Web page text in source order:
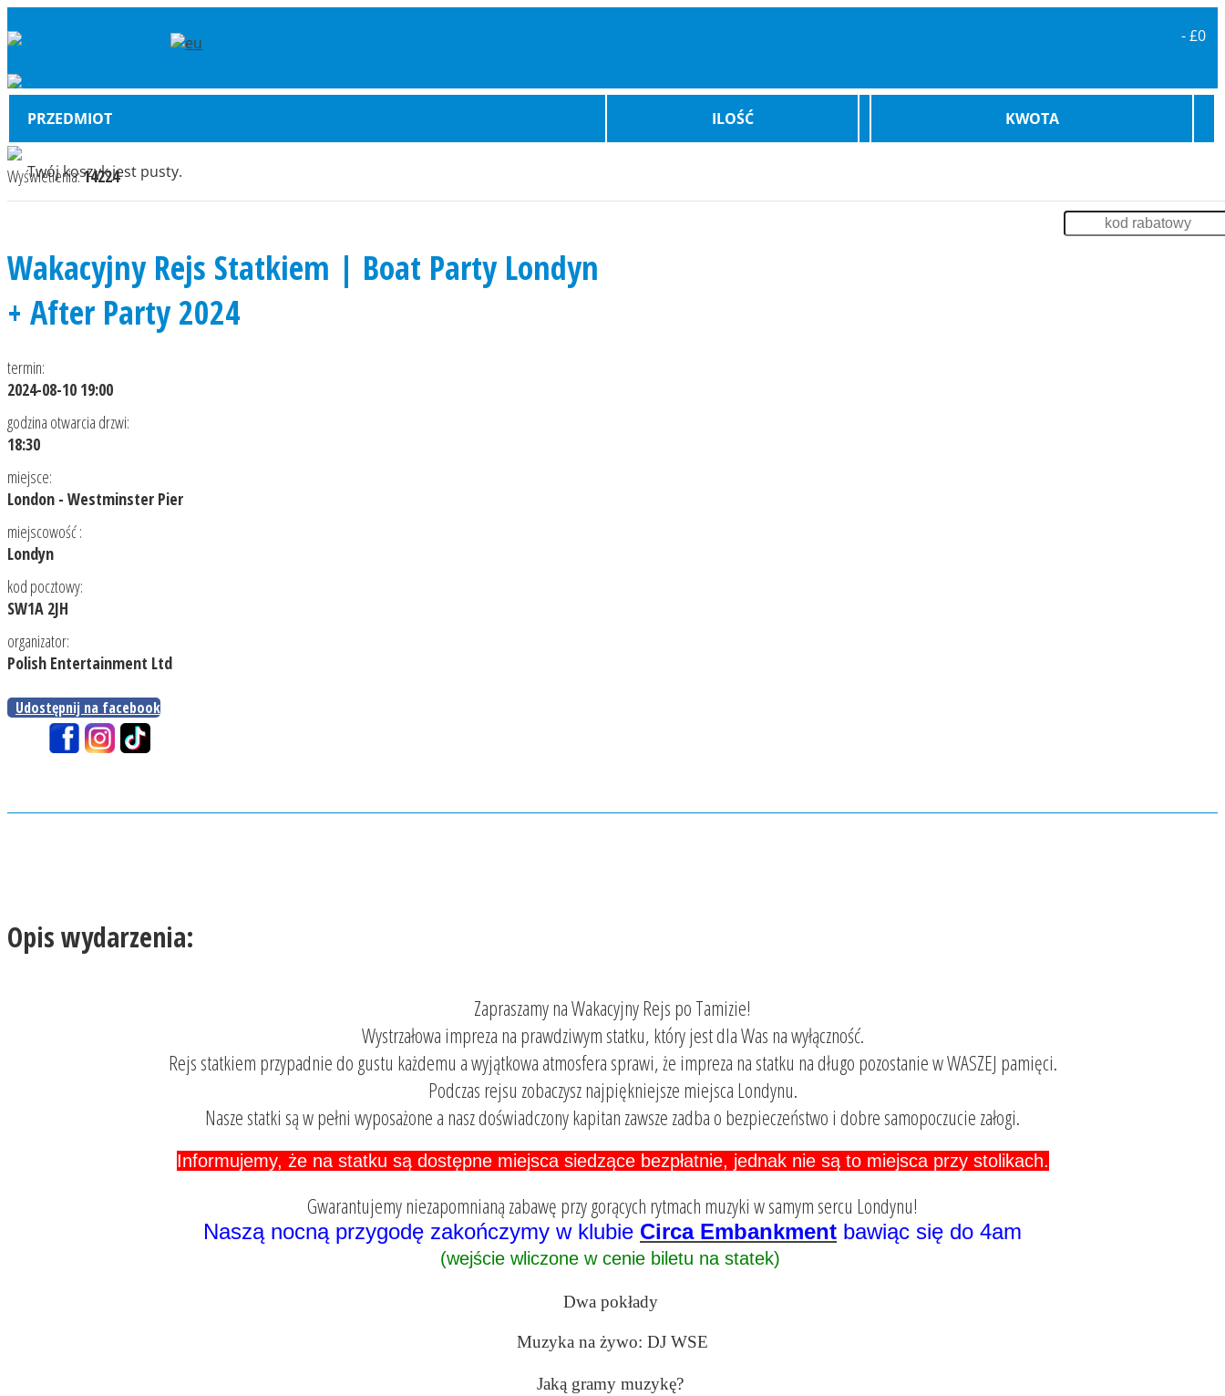
-£0
PRZEDMIOT ILOŚĆ KWOTA
Twój koszyk jest pusty.
Wyświetlenia:14224
Wakacyjny Rejs Statkiem | Boat Party Londyn
+ After Party 2024
termin:
2024-08-10 19:00
godzina otwarcia drzwi:
18:30
miejsce:
London - Westminster Pier
miejscowość :
Londyn
kod pocztowy:
SW1A 2JH
organizator:
Polish Entertainment Ltd
Udostępnij na facebook
Opis wydarzenia:
Zapraszamy na Wakacyjny Rejs po Tamizie!
Wystrzałowa impreza na prawdziwym statku, który jest dla Was na wyłączność.
Rejs statkiem przypadnie do gustu każdemu a wyjątkowa atmosfera sprawi, że impreza na statku na długo pozostanie w WASZEJ pamięci.
Podczas rejsu zobaczysz najpiękniejsze miejsca Londynu.
Nasze statki są w pełni wyposażone a nasz doświadczony kapitan zawsze zadba o bezpieczeństwo i dobre samopoczucie załogi.
Informujemy, że na statku są dostępne miejsca siedzące bezpłatnie, jednak nie są to miejsca przy stolikach.
Gwarantujemy niezapomnianą zabawę przy gorących rytmach muzyki w samym sercu Londynu!
Naszą nocną przygodę zakończymy w klubie Circa Embankment bawiąc się do 4am
(wejście wliczone w cenie biletu na statek)
Dwa pokłady
Muzyka na żywo: DJ WSE
Jaką gramy muzykę?